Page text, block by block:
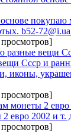
покупаю
b52-
]
Ссср и
иконы,
]
евро 2002 и т.
]